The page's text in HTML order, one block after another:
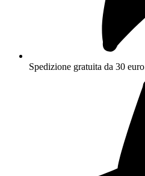
Spedizione gratuita da 30 euro